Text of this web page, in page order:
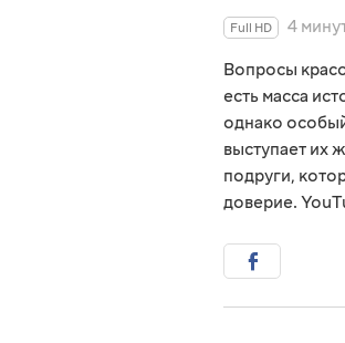
Full HD
4
Вопросы
есть масса
однако
выступает их
подруги,
доверие.